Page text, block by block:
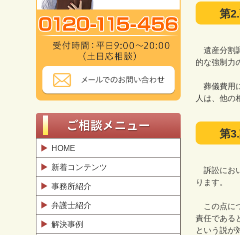
第
遺産分割
的な強制力
葬儀費用
人は、他の
第
訴訟にお
ります。
この点に
責任である
という説が
HOME
新着コンテンツ
事務所紹介
弁護士紹介
解決事例